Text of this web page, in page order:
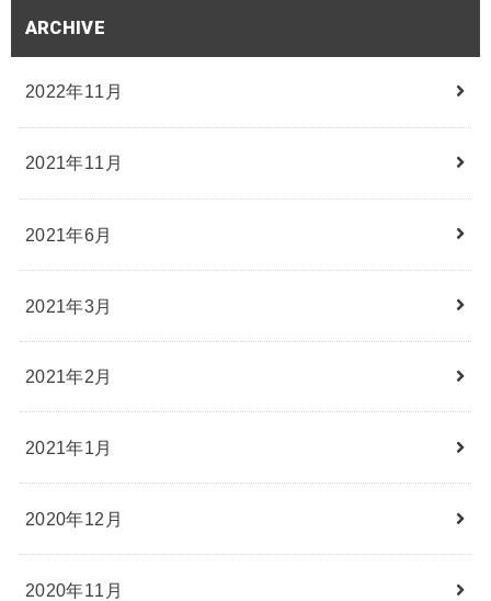
ARCHIVE
2022年11月
2021年11月
2021年6月
2021年3月
2021年2月
2021年1月
2020年12月
2020年11月